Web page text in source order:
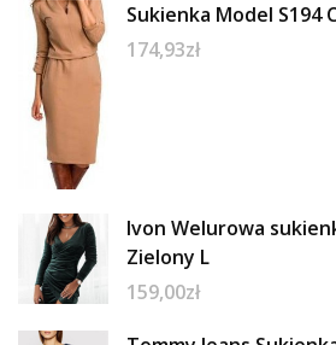
Sukienka Model S194
174,93zł
Ivon Welurowa
Zielony L
159,00zł